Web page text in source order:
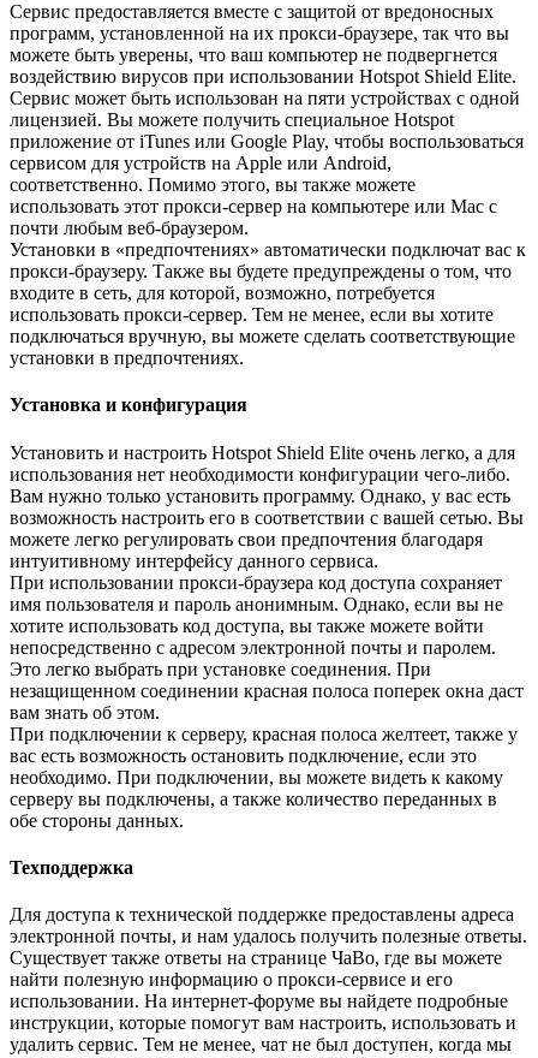
Сервис предоставляется вместе с защитой от вредоносных
программ, установленной на их прокси-браузере, так что вы
можете быть уверены, что ваш компьютер не подвергнется
воздействию вирусов при использовании Hotspot Shield Elite.
Сервис может быть использован на пяти устройствах с одной
лицензией. Вы можете получить специальное Hotspot
приложение от iTunes или Google Play, чтобы воспользоваться
сервисом для устройств на Apple или Android,
соответственно. Помимо этого, вы также можете
использовать этот прокси-сервер на компьютере или Mac с
почти любым веб-браузером.
Установки в «предпочтениях» автоматически подключат вас к
прокси-браузеру. Также вы будете предупреждены о том, что
входите в сеть, для которой, возможно, потребуется
использовать прокси-сервер. Тем не менее, если вы хотите
подключаться вручную, вы можете сделать соответствующие
установки в предпочтениях.
Установка и конфигурация
Установить и настроить Hotspot Shield Elite очень легко, а для
использования нет необходимости конфигурации чего-либо.
Вам нужно только установить программу. Однако, у вас есть
возможность настроить его в соответствии с вашей сетью. Вы
можете легко регулировать свои предпочтения благодаря
интуитивному интерфейсу данного сервиса.
При использовании прокси-браузера код доступа сохраняет
имя пользователя и пароль анонимным. Однако, если вы не
хотите использовать код доступа, вы также можете войти
непосредственно с адресом электронной почты и паролем.
Это легко выбрать при установке соединения. При
незащищенном соединении красная полоса поперек окна даст
вам знать об этом.
При подключении к серверу, красная полоса желтеет, также у
вас есть возможность остановить подключение, если это
необходимо. При подключении, вы можете видеть к какому
серверу вы подключены, а также количество переданных в
обе стороны данных.
Техподдержка
Для доступа к технической поддержке предоставлены адреса
электронной почты, и нам удалось получить полезные ответы.
Существует также ответы на странице ЧаВо, где вы можете
найти полезную информацию о прокси-сервисе и его
использовании. На интернет-форуме вы найдете подробные
инструкции, которые помогут вам настроить, использовать и
удалить сервис. Тем не менее, чат не был доступен, когда мы